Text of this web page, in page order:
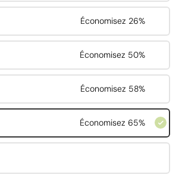
Économisez 26%
Économisez 50%
Économisez 58%
Économisez 65%